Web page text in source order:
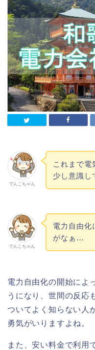
でんこちゃん
これまで電
少し意識
でんこちゃん
電力自由化
がなぁ…
電力自由化の開始によ
うになり、世間の反応
ついてよく知らない人
勇気がいりますよね。
また、安い料金で利用